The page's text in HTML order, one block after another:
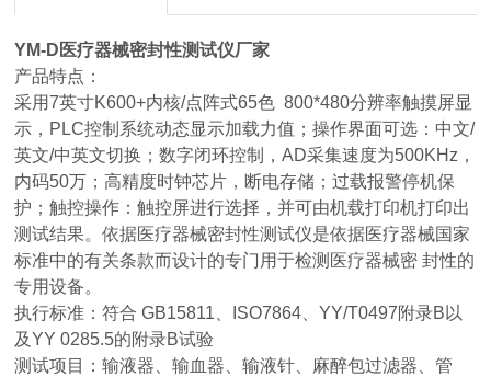
YM-D 医疗器械密封性测试仪厂家
产品特点：
采用7英寸K600+内核/点阵式65色 800*480分辨率触摸屏显
示，PLC控制系统动态显示加载力值；操作界面可选：中文/
英文/中英文切换；数字闭环控制，AD采集速度为500KHz，
内码50万；高精度时钟芯片，断电存储；过载报警停机保
护；触控操作：触控屏进行选择，并可由机载打印机打印出
测试结果。依据医疗器械密封性测试仪是依据医疗器械国家
标准中的有关条款而设计的专门用于检测医疗器械密 封性的
专用设备。
执行标准：符合 GB15811、ISO7864、YY/T0497附录B以
及YY 0285.5的附录B试验
测试项目：输液器、输血器、输液针、麻醉包过滤器、管